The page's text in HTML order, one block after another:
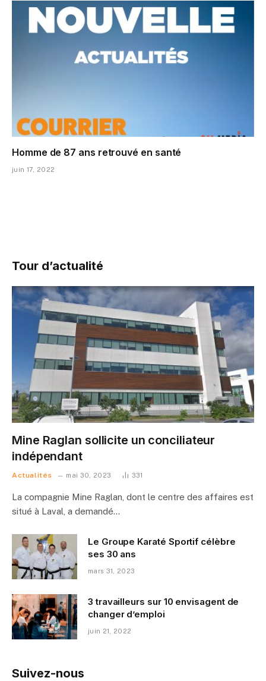
Homme de 87 ans retrouvé en santé
juin 17, 2022
Tour d’actualité
Mine Raglan sollicite un conciliateur
indépendant
Actualités mai 30, 2023 331
La compagnie Mine Raglan, dont le centre des affaires est
situé à Laval, a demandé…
Le Groupe Karaté Sportif célèbre
ses 30 ans
mars 31, 2023
3 travailleurs sur 10 envisagent de
changer d’emploi
juin 21, 2022
Suivez-nous